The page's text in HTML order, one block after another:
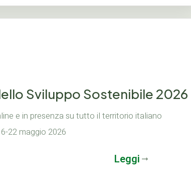
Sviluppo Sostenibile 2026
e in presenza su tutto il territorio italiano
22 maggio 2026
Leggi